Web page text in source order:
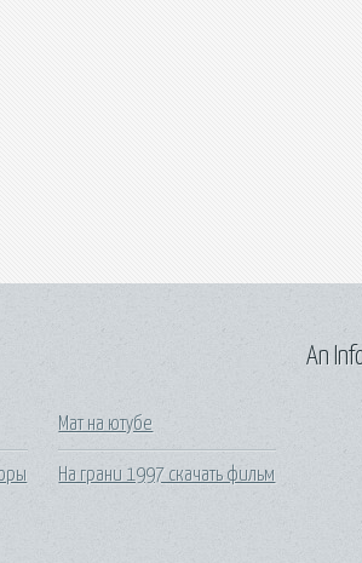
Мат на ютубе
На грани 1997 скачать фильм
An